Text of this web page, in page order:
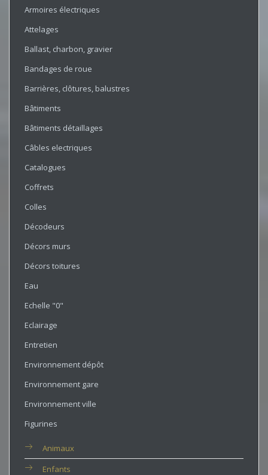
Armoires électriques
Attelages
Ballast, charbon, gravier
Bandages de roue
Barrières, clôtures, balustres
Bâtiments
Bâtiments détaillages
Câbles electriques
Catalogues
Coffrets
Colles
Décodeurs
Décors murs
Décors toitures
Eau
Echelle "0"
Eclairage
Entretien
Environnement dépôt
Environnement gare
Environnement ville
Figurines
Animaux
Enfants